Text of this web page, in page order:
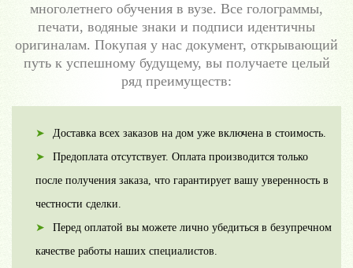
многолетнего обучения в вузе. Все голограммы,
печати, водяные знаки и подписи идентичны
оригиналам. Покупая у нас документ, открывающий
путь к успешному будущему, вы получаете целый
ряд преимуществ:
Доставка всех заказов на дом уже включена в стоимость.
Предоплата отсутствует. Оплата производится только
после получения заказа, что гарантирует вашу уверенность в
честности сделки.
Перед оплатой вы можете лично убедиться в безупречном
качестве работы наших специалистов.